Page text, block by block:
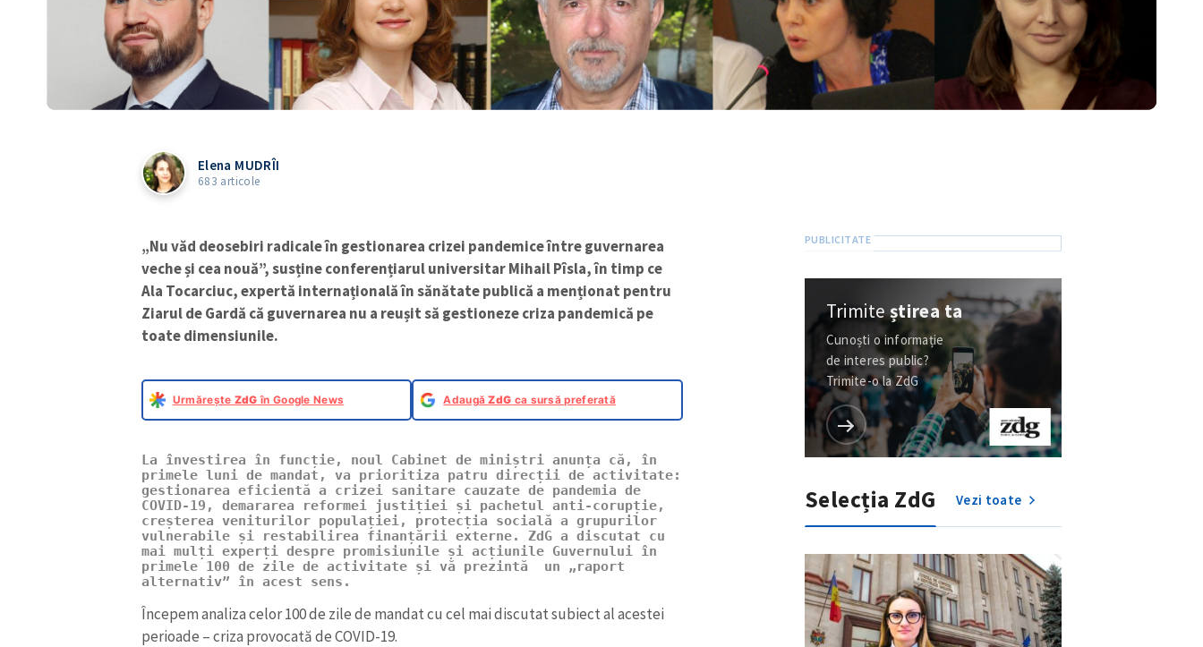
Elena MUDRÎI
683 articole
„Nu văd deosebiri radicale în gestionarea crizei pandemice între guvernarea
veche și cea nouă”, susține conferențiarul universitar Mihail Pîsla, în timp ce
Ala Tocarciuc, expertă internațională în sănătate publică a menționat pentru
Ziarul de Gardă că guvernarea nu a reușit să gestioneze criza pandemică pe
toate dimensiunile.
Urmărește ZdG în Google News AdaugăZdG ca sursă preferată
La învestirea în funcție, noul Cabinet de miniștri anunța că, în
primele luni de mandat, va prioritiza patru direcții de activitate:
gestionarea eficientă a crizei sanitare cauzate de pandemia de
COVID-19, demararea reformei justiției și pachetul anti-corupție,
creșterea veniturilor populației, protecția socială a grupurilor
vulnerabile și restabilirea finanțării externe.
ZdG a discutat cu
mai mulți experți despre promisiunile și acțiunile Guvernului în
primele 100 de zile de activitate și vă prezintă  un „raport
alternativ” în acest sens.
Începem analiza celor 100 de zile de mandat cu cel mai discutat subiect al acestei
perioade – criza provocată de COVID-19.
Trimiteștirea ta
Cunoști o informație
de interes public?
Trimite-o la ZdG
Selecția ZdG Vezi toate